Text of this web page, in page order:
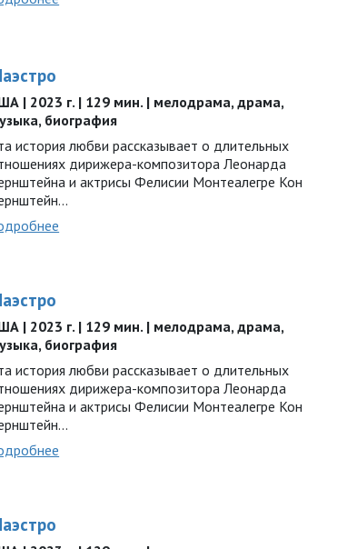
| 2023 г. | 129 мин. | мелодрама, драма,
биография
история любви рассказывает о длительных
дирижера-композитора Леонарда
и актрисы Фелисии Монтеалегре Кон
| 2023 г. | 129 мин. | мелодрама, драма,
биография
история любви рассказывает о длительных
дирижера-композитора Леонарда
и актрисы Фелисии Монтеалегре Кон